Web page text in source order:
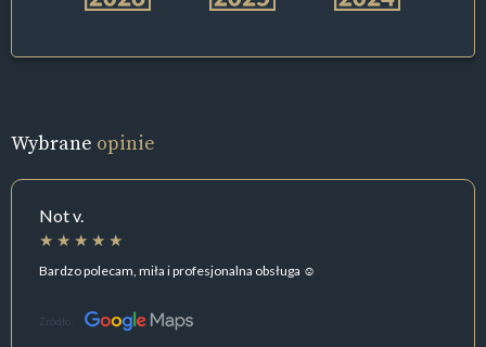
Wybrane opinie
Not v.
Bardzo polecam, miła i profesjonalna obsługa ☺️
Źródło: